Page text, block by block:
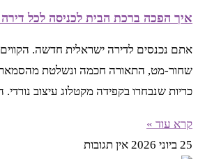
איך הפכה ברכת הבית לכניסה לכל
אתם נכנסים לדירה ישראלית חדשה.
שחור-מט, התאורה חכמה ונשלטת
כריות שנבחרו בקפידה מקטלוג עיצוב
קרא עוד »
25 ביוני 2026
אין תגובות